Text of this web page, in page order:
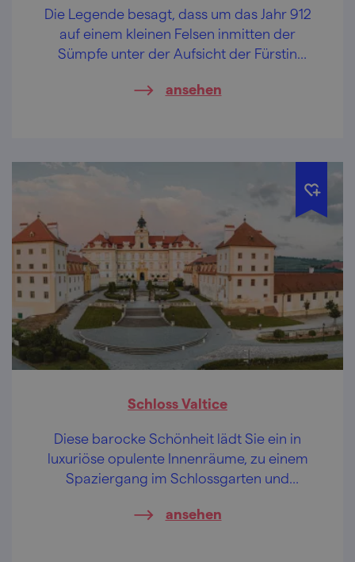
Die Legende besagt, dass um das Jahr 912
auf einem kleinen Felsen inmitten der
Sümpfe unter der Aufsicht der Fürstin
hat sie die Form einer Burg und trägt den
ansehen
Schloss Valtice
Diese barocke Schönheit lädt Sie ein in
luxuriöse opulente Innenräume, zu einem
Spaziergang im Schlossgarten und
Weinverkostung.
ansehen